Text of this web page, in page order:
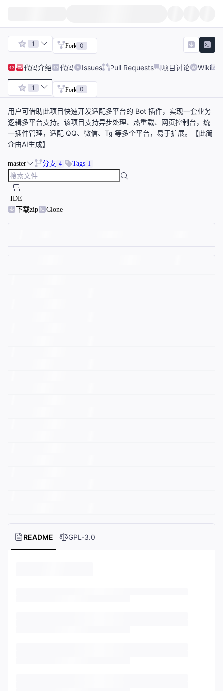
1 Fork 0
代码介绍 代码 Issues Pull Requests 项目讨论 Wiki
1 Fork 0
用户可借助此项目快速开发适配多平台的 Bot 插件，实现一套业务
逻辑多平台支持。该项目支持异步处理、热重载、网页控制台，统
一插件管理，适配 QQ、微信、Tg 等多个平台，易于扩展。【此简
介由AI生成】
master 分支 4 Tags 1
IDE
下载zip
Clone
README GPL-3.0